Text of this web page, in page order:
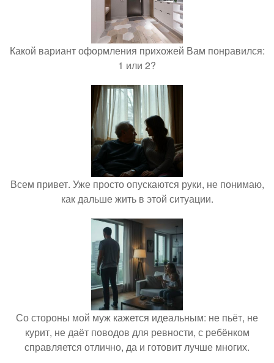
Какой вариант оформления прихожей Вам понравился:
1 или 2?
Всем привет. Уже просто опускаются руки, не понимаю,
как дальше жить в этой ситуации.
Со стороны мой муж кажется идеальным: не пьёт, не
курит, не даёт поводов для ревности, с ребёнком
справляется отлично, да и готовит лучше многих.